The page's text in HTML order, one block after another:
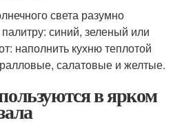
света разумно
синий, зеленый или
наполнить кухню теплотой
салатовые и желтые.
в ярком